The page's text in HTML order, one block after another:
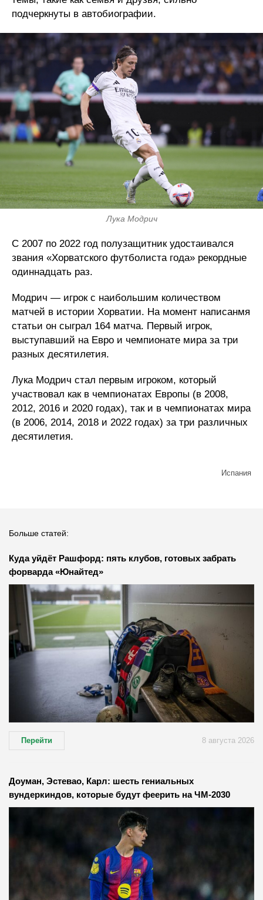
подчеркнуты в автобиографии.
Лука Модрич
С 2007 по 2022 год полузащитник удостаивался
звания «Хорватского футболиста года» рекордные
одиннадцать раз.
Модрич — игрок с наибольшим количеством
матчей в истории Хорватии. На момент написанмя
статьи он сыграл 164 матча. Первый игрок,
выступавший на Евро и чемпионате мира за три
разных десятилетия.
Лука Модрич стал первым игроком, который
участвовал как в чемпионатах Европы (в 2008,
2012, 2016 и 2020 годах), так и в чемпионатах мира
(в 2006, 2014, 2018 и 2022 годах) за три различных
десятилетия.
Испания
Больше статей:
Куда уйдёт Рашфорд: пять клубов, готовых забрать
форварда «Юнайтед»
Перейти 8 августа 2026
Доуман, Эстевао, Карл: шесть гениальных
вундеркиндов, которые будут феерить на ЧМ-2030